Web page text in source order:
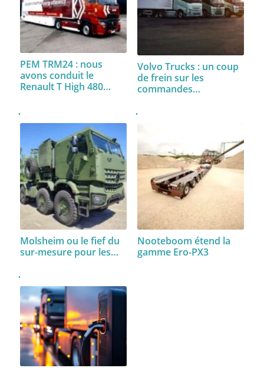
PEM TRM24 : nous
avons conduit le
Renault T High 480…
Volvo Trucks : un coup
de frein sur les
commandes…
Molsheim ou le fief du
sur-mesure pour les…
Nooteboom étend la
gamme Ero-PX3